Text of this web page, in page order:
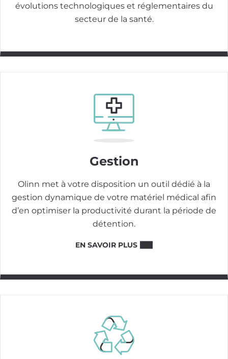
évolutions technologiques et réglementaires du
secteur de la santé.
Image
Gestion
Olinn met à votre disposition un outil dédié à la
gestion dynamique de votre matériel médical afin
d’en optimiser la productivité durant la période de
détention.
EN SAVOIR PLUS
Image